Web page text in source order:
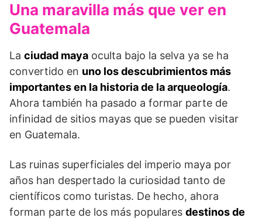
Una maravilla más que ver en
Guatemala
La ciudad maya oculta bajo la selva ya se ha
convertido en uno los descubrimientos más
importantes en la historia de la arqueología.
Ahora también ha pasado a formar parte de
infinidad de sitios mayas que se pueden visitar
en Guatemala.
Las ruinas superficiales del imperio maya por
años han despertado la curiosidad tanto de
científicos como turistas. De hecho, ahora
forman parte de los más populares destinos de